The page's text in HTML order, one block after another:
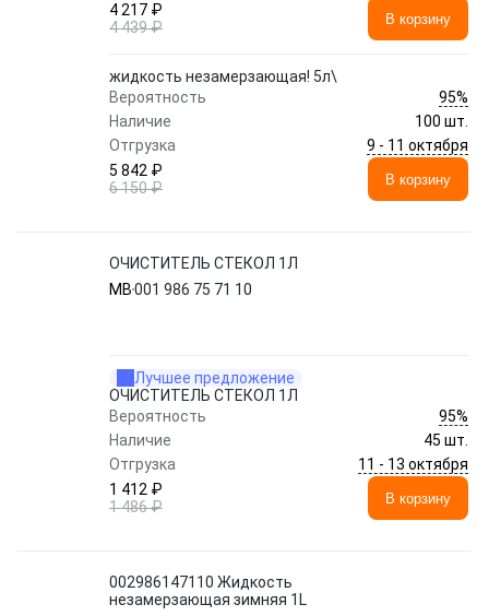
4 217 ₽
4 439 ₽
В корзину
жидкость незамерзающая! 5л\
Вероятность
95%
Наличие
100 шт.
Отгрузка
9 - 11 октября
5 842 ₽
6 150 ₽
В корзину
ОЧИСТИТЕЛЬ СТЕКОЛ 1Л
MB001 986 75 71 10
Лучшее предложение
ОЧИСТИТЕЛЬ СТЕКОЛ 1Л
Вероятность
95%
Наличие
45 шт.
Отгрузка
11 - 13 октября
1 412 ₽
1 486 ₽
В корзину
002986147110 Жидкость
незамерзающая зимняя 1L